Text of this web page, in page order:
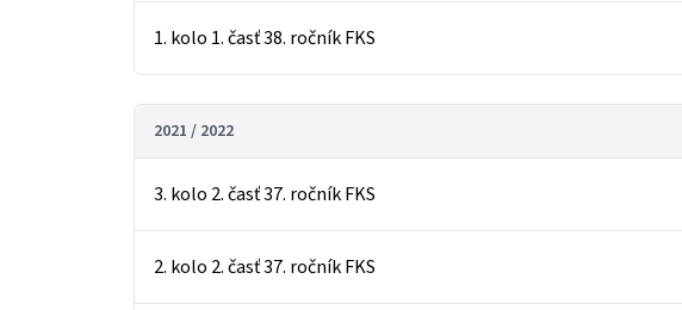
1. kolo 1. časť 38. ročník FKS
2021 / 2022
3. kolo 2. časť 37. ročník FKS
2. kolo 2. časť 37. ročník FKS